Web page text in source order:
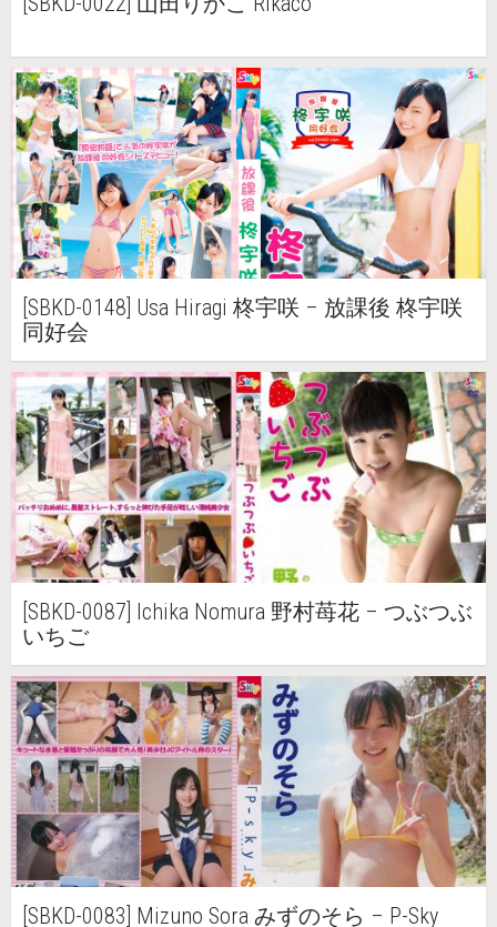
[SBKD-0148] Usa Hiragi 柊宇咲 – 放課後 柊宇咲
同好会
[SBKD-0087] Ichika Nomura 野村苺花 – つぶつぶ
いちご
[SBKD-0083] Mizuno Sora みずのそら – P-Sky